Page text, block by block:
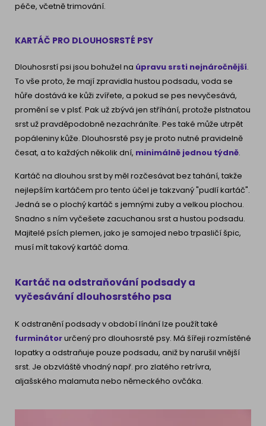
péče, včetně trimování.
KARTÁČ PRO DLOUHOSRSTÉ PSY
Dlouhosrstí psi jsou bohužel na úpravu srsti nejnáročnější.
To vše proto, že mají zpravidla hustou podsadu, voda se
hůře dostává ke kůži zvířete, a pokud se pes nevyčesává,
promění se v plsť. Pak už zbývá jen stříhání, protože plstnatou
srst už pravděpodobně nezachráníte. Pes také může utrpět
popáleniny kůže. Dlouhosrsté psy je proto nutné pravidelně
česat, a to každých několik dní, minimálně jednou týdně.
Kartáč na dlouhou srst by měl rozčesávat bez tahání, takže
nejlepším kartáčem pro tento účel je takzvaný "pudlí kartáč".
Jedná se o plochý kartáč s jemnými zuby a velkou plochou.
Snadno s ním vyčešete zacuchanou srst a hustou podsadu.
Majitelé psích plemen, jako je samojed nebo trpasličí špic,
musí mít takový kartáč doma.
Kartáč na odstraňování podsady a
vyčesávání dlouhosrstého psa
K odstranění podsady v období línání lze použít také
furminátorurčený pro dlouhosrsté psy. Má šířeji rozmístěné
lopatky a odstraňuje pouze podsadu, aniž by narušil vnější
srst. Je obzvláště vhodný např. pro zlatého retrívra,
aljašského malamuta nebo německého ovčáka.